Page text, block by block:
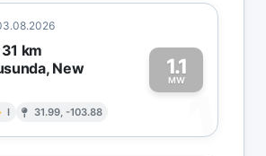
km
New
I 31.99, -103.88
1.1
MW
1